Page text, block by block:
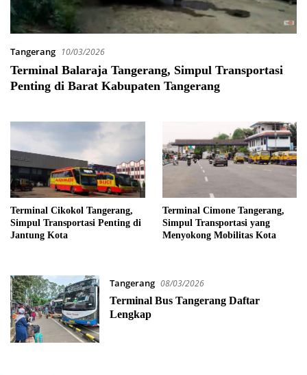
Tangerang 10/03/2026
Terminal Balaraja Tangerang, Simpul Transportasi
Penting di Barat Kabupaten Tangerang
Terminal Cikokol Tangerang,
Simpul Transportasi Penting di
Jantung Kota
Terminal Cimone Tangerang,
Simpul Transportasi yang
Menyokong Mobilitas Kota
Tangerang 08/03/2026
Terminal Bus Tangerang Daftar
Lengkap